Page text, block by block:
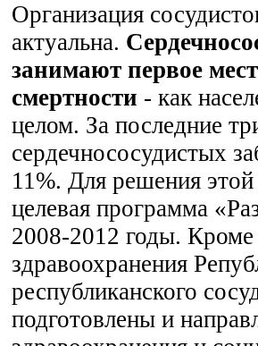
Организация
актуальна.
занимают первое
смертности - как
целом. За последние
сердечнососудистых
11%. Для решения
целевая программа
2008-2012 годы.
здравоохранения
республиканского
подготовлены и